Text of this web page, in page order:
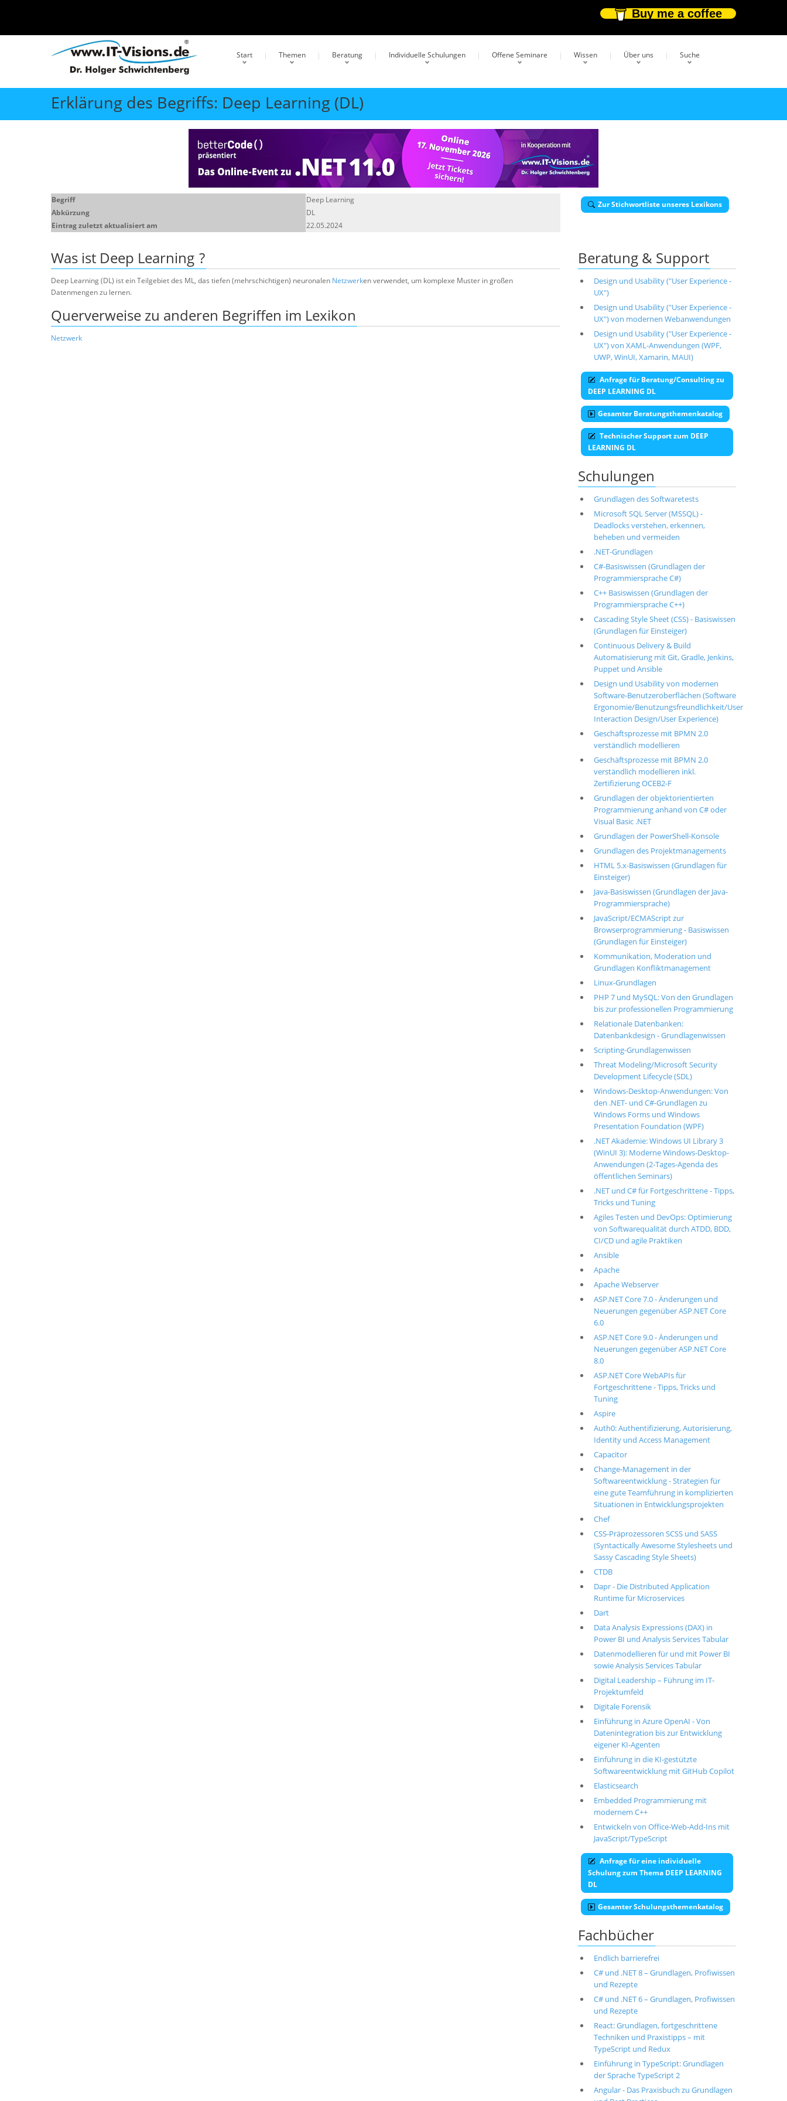
Buy me a coffee
Start Themen Beratung Individuelle Schulungen Offene Seminare Wissen Über uns Suche
Erklärung des Begriffs: Deep Learning (DL)
Begriff
Deep Learning
Abkürzung
DL
Eintrag zuletzt aktualisiert am
22.05.2024
Zur Stichwortliste unseres Lexikons
Was ist Deep Learning ?
Deep Learning (DL) ist ein Teilgebiet des ML, das tiefen (mehrschichtigen) neuronalen Netzwerken verwendet, um komplexe Muster in großen
Datenmengen zu lernen.
Querverweise zu anderen Begriffen im Lexikon
Netzwerk
Beratung & Support
Design und Usability ("User Experience -
UX")
Design und Usability ("User Experience -
UX") von modernen Webanwendungen
Design und Usability ("User Experience -
UX") von XAML-Anwendungen (WPF,
UWP, WinUI, Xamarin, MAUI)
Anfrage für Beratung/Consulting zu
DEEP LEARNING DL
Gesamter Beratungsthemenkatalog
Technischer Support zum DEEP
LEARNING DL
Schulungen
Grundlagen des Softwaretests
Microsoft SQL Server (MSSQL) -
Deadlocks verstehen, erkennen,
beheben und vermeiden
.NET-Grundlagen
C#-Basiswissen (Grundlagen der
Programmiersprache C#)
C++ Basiswissen (Grundlagen der
Programmiersprache C++)
Cascading Style Sheet (CSS) - Basiswissen
(Grundlagen für Einsteiger)
Continuous Delivery & Build
Automatisierung mit Git, Gradle, Jenkins,
Puppet und Ansible
Design und Usability von modernen
Software-Benutzeroberflächen (Software
Ergonomie/Benutzungsfreundlichkeit/User
Interaction Design/User Experience)
Geschäftsprozesse mit BPMN 2.0
verständlich modellieren
Geschäftsprozesse mit BPMN 2.0
verständlich modellieren inkl.
Zertifizierung OCEB2-F
Grundlagen der objektorientierten
Programmierung anhand von C# oder
Visual Basic .NET
Grundlagen der PowerShell-Konsole
Grundlagen des Projektmanagements
HTML 5.x-Basiswissen (Grundlagen für
Einsteiger)
Java-Basiswissen (Grundlagen der Java-
Programmiersprache)
JavaScript/ECMAScript zur
Browserprogrammierung - Basiswissen
(Grundlagen für Einsteiger)
Kommunikation, Moderation und
Grundlagen Konfliktmanagement
Linux-Grundlagen
PHP 7 und MySQL: Von den Grundlagen
bis zur professionellen Programmierung
Relationale Datenbanken:
Datenbankdesign - Grundlagenwissen
Scripting-Grundlagenwissen
Threat Modeling/Microsoft Security
Development Lifecycle (SDL)
Windows-Desktop-Anwendungen: Von
den .NET- und C#-Grundlagen zu
Windows Forms und Windows
Presentation Foundation (WPF)
.NET Akademie: Windows UI Library 3
(WinUI 3): Moderne Windows-Desktop-
Anwendungen (2-Tages-Agenda des
öffentlichen Seminars)
.NET und C# für Fortgeschrittene - Tipps,
Tricks und Tuning
Agiles Testen und DevOps: Optimierung
von Softwarequalität durch ATDD, BDD,
CI/CD und agile Praktiken
Ansible
Apache
Apache Webserver
ASP.NET Core 7.0 - Änderungen und
Neuerungen gegenüber ASP.NET Core
6.0
ASP.NET Core 9.0 - Änderungen und
Neuerungen gegenüber ASP.NET Core
8.0
ASP.NET Core WebAPIs für
Fortgeschrittene - Tipps, Tricks und
Tuning
Aspire
Auth0: Authentifizierung, Autorisierung,
Identity und Access Management
Capacitor
Change-Management in der
Softwareentwicklung - Strategien für
eine gute Teamführung in komplizierten
Situationen in Entwicklungsprojekten
Chef
CSS-Präprozessoren SCSS und SASS
(Syntactically Awesome Stylesheets und
Sassy Cascading Style Sheets)
CTDB
Dapr - Die Distributed Application
Runtime für Microservices
Dart
Data Analysis Expressions (DAX) in
Power BI und Analysis Services Tabular
Datenmodellieren für und mit Power BI
sowie Analysis Services Tabular
Digital Leadership – Führung im IT-
Projektumfeld
Digitale Forensik
Einführung in Azure OpenAI - Von
Datenintegration bis zur Entwicklung
eigener KI-Agenten
Einführung in die KI-gestützte
Softwareentwicklung mit GitHub Copilot
Elasticsearch
Embedded Programmierung mit
modernem C++
Entwickeln von Office-Web-Add-Ins mit
JavaScript/TypeScript
Anfrage für eine individuelle
Schulung zum Thema DEEP LEARNING
DL
Gesamter Schulungsthemenkatalog
Fachbücher
Endlich barrierefrei
C# und .NET 8 – Grundlagen, Profiwissen
und Rezepte
C# und .NET 6 – Grundlagen, Profiwissen
und Rezepte
React: Grundlagen, fortgeschrittene
Techniken und Praxistipps – mit
TypeScript und Redux
Einführung in TypeScript: Grundlagen
der Sprache TypeScript 2
Angular - Das Praxisbuch zu Grundlagen